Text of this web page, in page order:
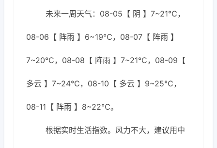
未来一周天气：08-05【 阴 】7~21℃，
08-06【 阵雨 】6~19℃，08-07【 阵雨 】
7~20℃，08-08【 阵雨 】7~21℃，08-09【
多云 】7~24℃，08-10【 多云 】9~25℃，
08-11【 阵雨 】8~22℃。
根据实时生活指数。风力不大，建议用中